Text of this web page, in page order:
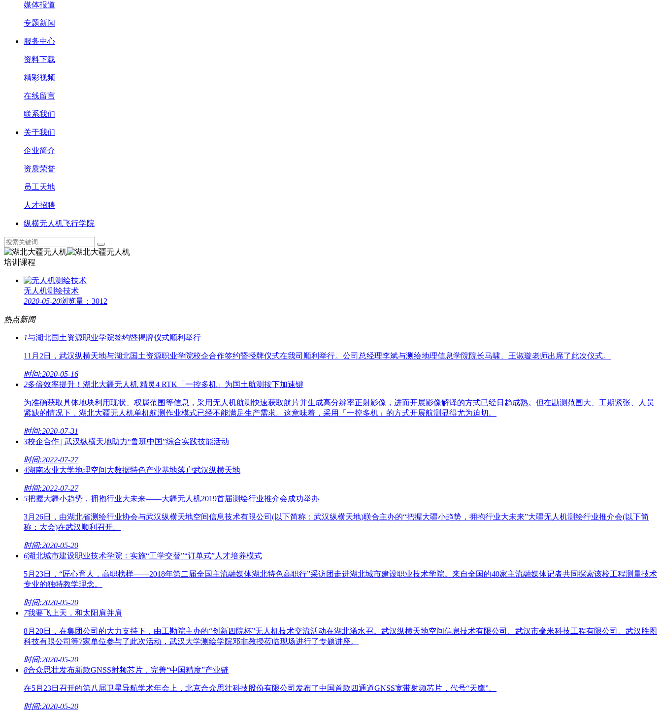
媒体报道
专题新闻
服务中心
资料下载
精彩视频
在线留言
联系我们
关于我们
企业简介
资质荣誉
员工天地
人才招聘
纵横无人机飞行学院
培训课程
无人机测绘技术
2020-05-20浏览量：3012
热点新闻
1与湖北国土资源职业学院签约暨揭牌仪式顺利举行
11月2日，武汉纵横天地与湖北国土资源职业学院校企合作签约暨授牌仪式在我司顺利举行。公司总经理李斌与测绘地理信息学院院长马啸、王淑璇老师出席了此次仪式。
时间:2020-05-16
2多倍效率提升！湖北大疆无人机 精灵4 RTK「一控多机」为国土航测按下加速键
为准确获取具体地块利用现状、权属范围等信息，采用无人机航测快速获取航片并生成高分辨率正射影像，进而开展影像解译的方式已经日趋成熟。但在勘测范围大、工期紧张、人员
紧缺的情况下，湖北大疆无人机单机航测作业模式已经不能满足生产需求。这意味着，采用「一控多机」的方式开展航测显得尤为迫切。
时间:2020-07-31
3校企合作 | 武汉纵横天地助力“鲁班中国”综合实践技能活动
时间:2022-07-27
4湖南农业大学地理空间大数据特色产业基地落户武汉纵横天地
时间:2022-07-27
5把握大疆小趋势，拥抱行业大未来——大疆无人机2019首届测绘行业推介会成功举办
3月26日，由湖北省测绘行业协会与武汉纵横天地空间信息技术有限公司(以下简称：武汉纵横天地)联合主办的“把握大疆小趋势，拥抱行业大未来”大疆无人机测绘行业推介会(以下简
称：大会)在武汉顺利召开。
时间:2020-05-20
6湖北城市建设职业技术学院：实施“工学交替”“订单式”人才培养模式
5月23日，“匠心育人，高职榜样——2018年第二届全国主流融媒体湖北特色高职行”采访团走进湖北城市建设职业技术学院。来自全国的40家主流融媒体记者共同探索该校工程测量技术
专业的独特教学理念。
时间:2020-05-20
7我要飞上天，和太阳肩并肩
8月20日，在集团公司的大力支持下，由工勘院主办的“创新四院杯”无人机技术交流活动在湖北浠水召。武汉纵横天地空间信息技术有限公司、武汉市毫米科技工程有限公司、武汉胜图
科技有限公司等7家单位参与了此次活动，武汉大学测绘学院邓非教授莅临现场进行了专题讲座。
时间:2020-05-20
8合众思壮发布新款GNSS射频芯片，完善“中国精度”产业链
在5月23日召开的第八届卫星导航学术年会上，北京合众思壮科技股份有限公司发布了中国首款四通道GNSS宽带射频芯片，代号“天鹰”。
时间:2020-05-20